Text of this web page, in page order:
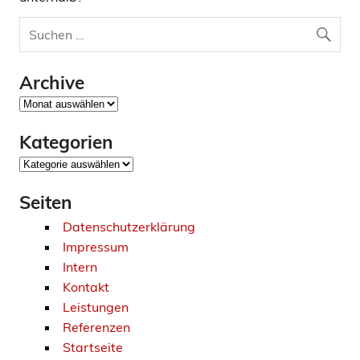
Archive
Archive
Kategorien
Kategorien
Seiten
Datenschutzerklärung
Impressum
Intern
Kontakt
Leistungen
Referenzen
Startseite